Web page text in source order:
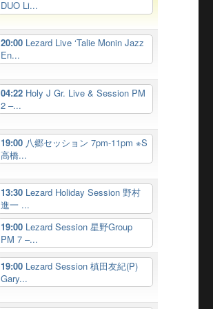
DUO Li...
20:00 Lezard Live ‘Talie Monin Jazz
En...
04:22 Holy J Gr. Live & Session PM
2 –...
19:00 八郷セッション 7pm-11pm ※S
高橋...
13:30 Lezard Holiday Session 野村
進一 ...
19:00 Lezard Session 星野Group
PM 7 –...
19:00 Lezard Session 槙田友紀(P)
Gary...